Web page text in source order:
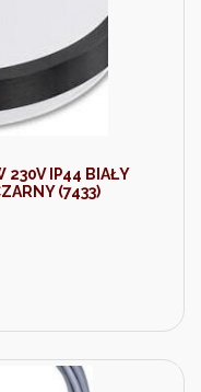
230V IP44 BIAŁY
(7433)